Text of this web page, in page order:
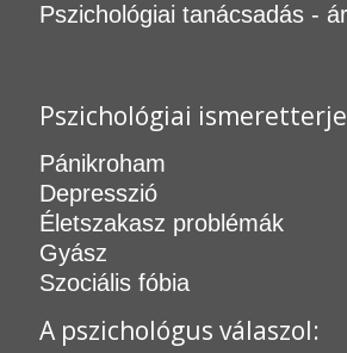
Pszichológiai tanácsadás - ár
Pszichológiai
Pánikroham
Depresszió
Életszakasz problémák
Gyász
Szociális fóbia
A pszichológus válaszol: